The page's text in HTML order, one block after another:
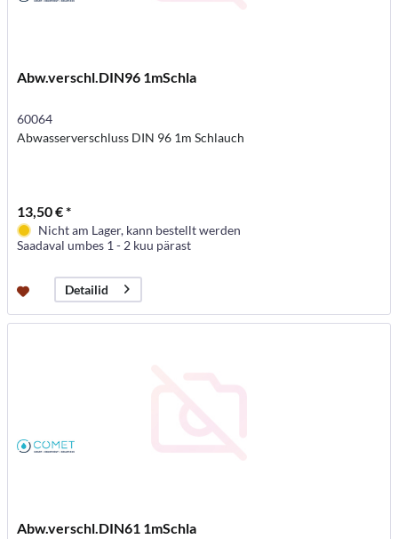
Abw.verschl.DIN96 1mSchla
60064
Abwasserverschluss DIN 96 1m Schlauch
13,50 € *
Nicht am Lager, kann bestellt werden
Saadaval umbes 1 - 2 kuu pärast
Detailid
Abw.verschl.DIN61 1mSchla